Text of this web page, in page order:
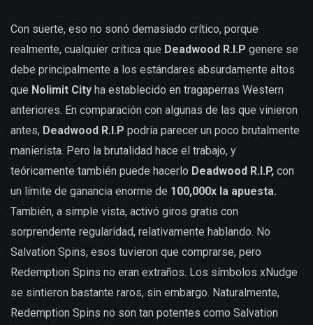
Con suerte, eso no sonó demasiado crítico, porque
realmente, cualquier crítica que Deadwood R.I.P genere se
debe principalmente a los estándares absurdamente altos
que Nolimit City ha establecido en tragaperras Western
anteriores. En comparación con algunas de las que vinieron
antes, Deadwood R.I.P podría parecer un poco brutalmente
manierista. Pero la brutalidad hace el trabajo, y
teóricamente también puede hacerlo Deadwood R.I.P, con
un límite de ganancia enorme de 100,000x la apuesta.
También, a simple vista, activó giros gratis con
sorprendente regularidad, relativamente hablando. No
Salvation Spins, esos tuvieron que comprarse, pero
Redemption Spins no eran extraños. Los símbolos xNudge
se sintieron bastante raros, sin embargo. Naturalmente,
Redemption Spins no son tan potentes como Salvation